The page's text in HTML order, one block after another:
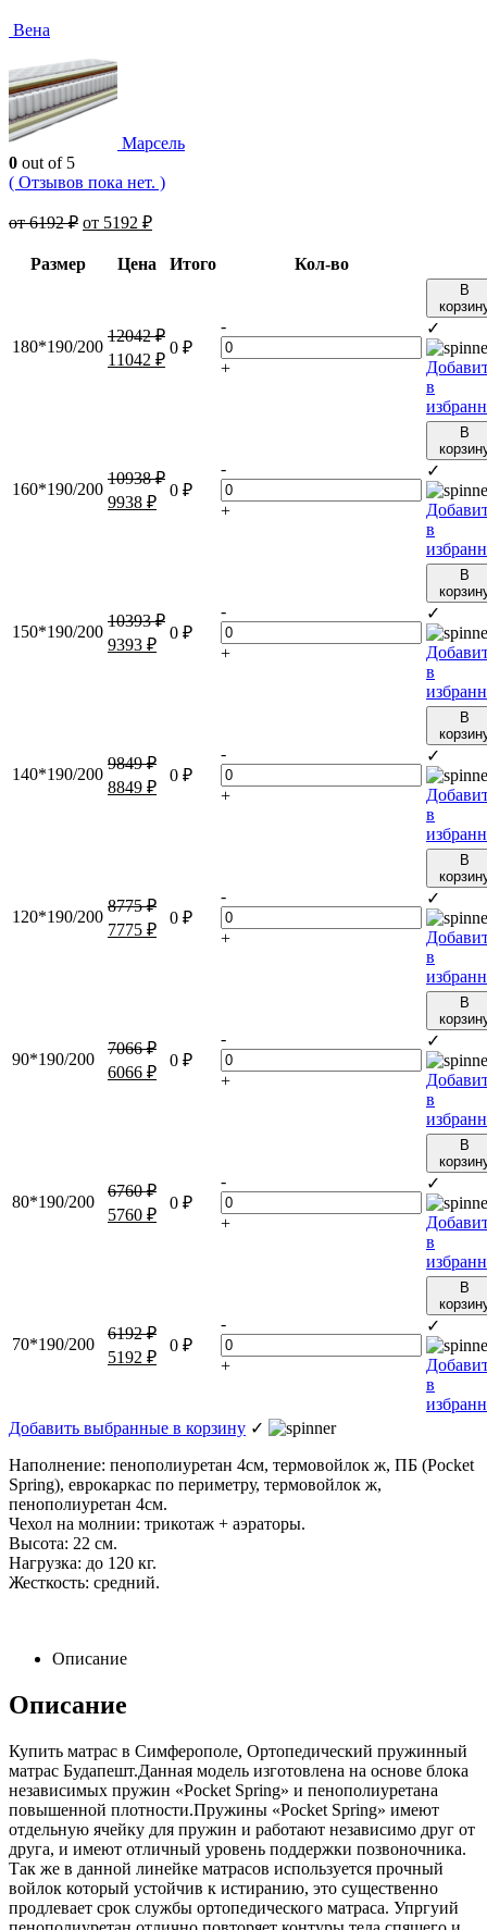
Вена
Марсель
0 out of 5
( Отзывов пока нет. )
от6192₽ от 5192 ₽
Размер Цена Итого Кол-во
180*190/200
12042₽
11042 ₽
0 ₽
-
+
В
✓
в
160*190/200
10938₽
9938 ₽
0 ₽
-
+
В
✓
в
150*190/200
10393₽
9393 ₽
0 ₽
-
+
В
✓
в
140*190/200
9849₽
8849 ₽
0 ₽
-
+
В
✓
в
120*190/200
8775₽
7775 ₽
0 ₽
-
+
В
✓
в
90*190/200
7066₽
6066 ₽
0 ₽
-
+
В
✓
в
80*190/200
6760₽
5760 ₽
0 ₽
-
+
В
✓
в
70*190/200
6192₽
5192 ₽
0 ₽
-
+
В
✓
в
Добавить выбранные в корзину ✓
Наполнение: пенополиуретан 4см, термовойлок ж, ПБ (Pocket
Spring), еврокаркас по периметру, термовойлок ж,
пенополиуретан 4см.
Чехол на молнии: трикотаж + аэраторы.
Высота: 22 см.
Нагрузка: до 120 кг.
Жесткость: средний.
Описание
Описание
Купить матрас в Симферополе, Ортопедический пружинный
матрас Будапешт.Данная модель изготовлена на основе блока
независимых пружин «Pocket Spring» и пенополиуретана
повышенной плотности.Пружины «Pocket Spring» имеют
отдельную ячейку для пружин и работают независимо друг от
друга, и имеют отличный уровень поддержки позвоночника.
Так же в данной линейке матрасов используется прочный
войлок который устойчив к истиранию, это существенно
продлевает срок службы ортопедического матраса. Упргуий